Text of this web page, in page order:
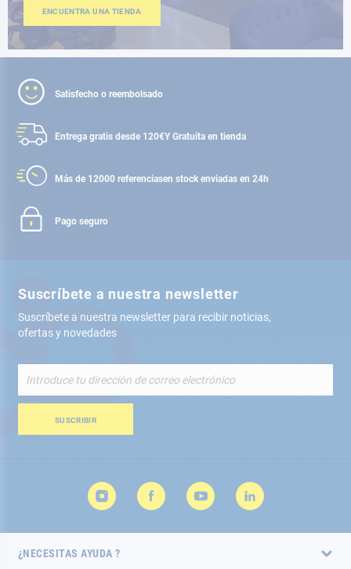
ENCUENTRA UNA TIENDA
Satisfecho o reembolsado
Entrega gratis desde 120€Y Gratuita en tienda
Más de 12000 referenciasen stock enviadas en 24h
Pago seguro
Suscríbete a nuestra newsletter
Suscríbete a nuestra newsletter para recibir noticias,
ofertas y novedades
nuestro
de
SUSCRIBIR
¿NECESITAS AYUDA ?